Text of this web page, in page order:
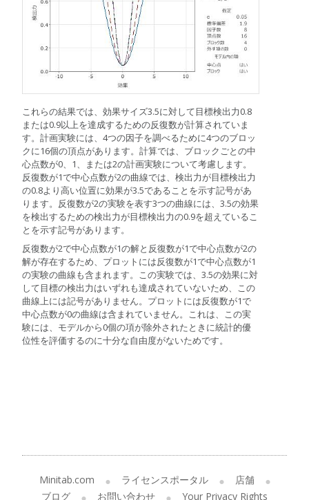
これらの結果では、効果サイズ3.5に対して目標検出力0.8
または0.9以上を達成するための反復数が計算されていま
す。計画実験には、4つの因子を調べるために4つのブロッ
クに16個の頂点があります。計算では、ブロックごとの中
心点数が0、1、または2の計画実験について考慮します。
反復数が1で中心点数が2の曲線では、検出力が目標検出力
の0.8より高い位置に効果が3.5であることを示す記号があ
ります。反復数が2の実験を表す3つの曲線には、3.5の効果
を検出するための検出力が目標検出力の0.9を超えているこ
とを示す記号があります。
反復数が2で中心点数が1の解と反復数が1で中心点数が2の
解が存在するため、プロットには反復数が1で中心点数が1
の実験の曲線も含まれます。この実験では、3.5の効果に対
して目標の検出力はいずれも達成されていないため、この
曲線上には記号がありません。プロットには反復数が1で
中心点数が0の曲線は含まれていません。これは、この実
験には、モデルから0個の項が除外されたときに統計的優
位性を評価するのに十分な自由度がないためです。
Minitab.com ライセンスポータル
店舗
ブログ
お問い合わせ Your Privacy Rights